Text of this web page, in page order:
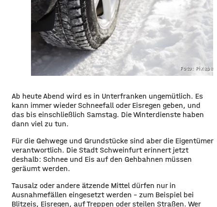
Foto:
Ab heute Abend wird es in Unterfranken ungemütlich. Es
kann immer wieder Schneefall oder Eisregen geben, und
das bis einschließlich Samstag. Die Winterdienste haben
dann viel zu tun.
Für die Gehwege und Grundstücke sind aber die Eigentümer
verantwortlich. Die Stadt Schweinfurt erinnert jetzt
deshalb: Schnee und Eis auf den Gehbahnen müssen
geräumt werden.
Tausalz oder andere ätzende Mittel dürfen nur in
Ausnahmefällen eingesetzt werden – zum Beispiel bei
Blitzeis, Eisregen, auf Treppen oder steilen Straßen. Wer